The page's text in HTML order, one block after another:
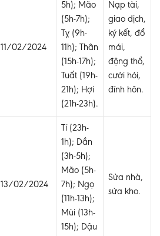
11/02/2024
5h); Mão
(5h-7h);
Tỵ (9h-
11h); Thân
(15h-17h);
Tuất (19h-
21h); Hợi
(21h-23h).
Nạp tài,
giao dịch,
ký kết, đổ
mái,
động thổ,
cưới hỏi,
đính hôn.
13/02/2024
Tí (23h-
1h); Dần
(3h-5h);
Mão (5h-
7h); Ngọ
(11h-13h);
Mùi (13h-
15h); Dậu
Sửa nhà,
sửa kho.